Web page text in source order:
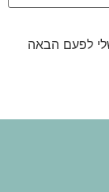
לפעם הבאה